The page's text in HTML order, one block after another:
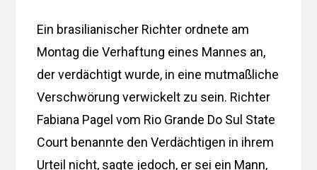
Ein brasilianischer Richter ordnete am
Montag die Verhaftung eines Mannes an,
der verdächtigt wurde, in eine mutmaßliche
Verschwörung verwickelt zu sein. Richter
Fabiana Pagel vom Rio Grande Do Sul State
Court benannte den Verdächtigen in ihrem
Urteil nicht, sagte jedoch, er sei ein Mann,